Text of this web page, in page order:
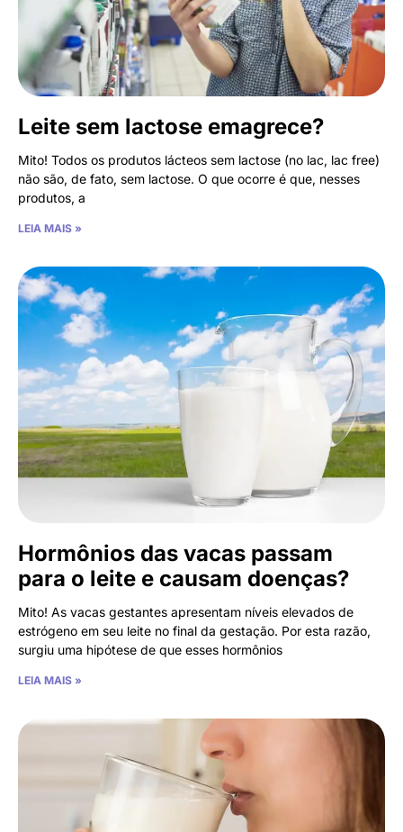
Leite sem lactose emagrece?
Mito! Todos os produtos lácteos sem lactose (no lac, lac free)
não são, de fato, sem lactose. O que ocorre é que, nesses
produtos, a
LEIA MAIS »
Hormônios das vacas passam
para o leite e causam doenças?
Mito! As vacas gestantes apresentam níveis elevados de
estrógeno em seu leite no final da gestação. Por esta razão,
surgiu uma hipótese de que esses hormônios
LEIA MAIS »